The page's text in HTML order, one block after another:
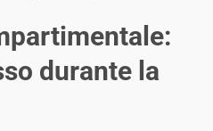
durante la